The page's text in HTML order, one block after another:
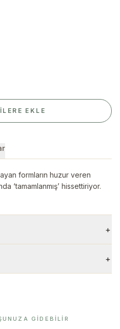
EKLE
formların huzur veren
‘tamamlanmış’ hissettiriyor.
+
+
GIDEBILIR